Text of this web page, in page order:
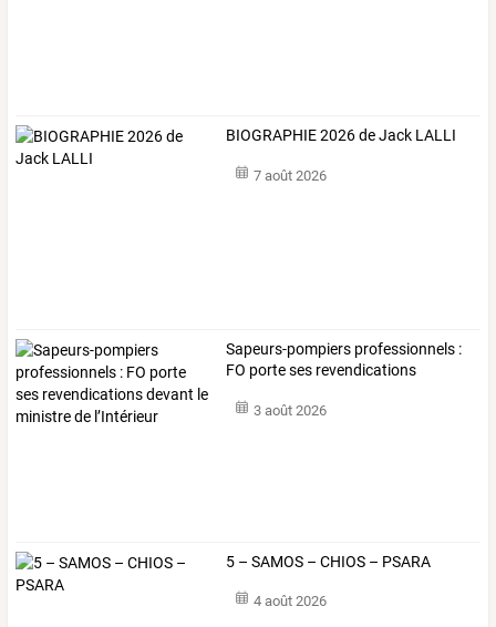
BIOGRAPHIE 2026 de Jack LALLI
7 août 2026
Sapeurs-pompiers professionnels :
FO porteses revendications
3 août 2026
5 – SAMOS – CHIOS – PSARA
4 août 2026